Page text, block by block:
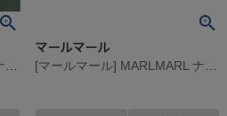
[マールマール] MARLMARL ナイトウェア lullaby half bunny ピーチパフ
マールマール
[マールマール] MARLMARL ナイトウェア ララバイ 3 bear milk